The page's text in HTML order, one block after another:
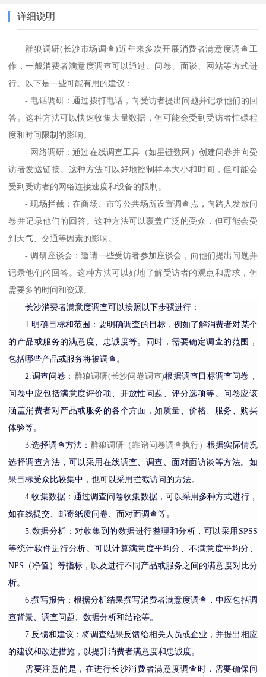
详细说明
群狼调研(长沙市场调查)近年来多次开展消费者满意度调查工
作，一般消费者满意度调查可以通过、问卷、面谈、网站等方式进
行。以下是一些可能有用的建议：
- 电话调研：通过拨打电话，向受访者提出问题并记录他们的回
答。这种方法可以快速收集大量数据，但可能会受到受访者忙碌程
度和时间限制的影响。
- 网络调研：通过在线调查工具（如星链数网 ）创建问卷并向受
访者发送链接。这种方法可以好地控制样本大小和时间，但可能会
受到受访者的网络连接速度和设备的限制。
- 现场拦截：在商场、市等公共场所设置调查点，向路人发放问
卷并记录他们的回答。这种方法可以覆盖广泛的受众，但可能会受
到天气、交通等因素的影响。
- 调研座谈会：邀请一些受访者参加座谈会，向他们提出问题并
记录他们的回答。这种方法可以好地了解受访者的观点和需求，但
需要多的时间和资源。
长沙消费者满意度调查可以按照以下步骤进行：
1.明确目标和范围：要明确调查的目标，例如了解消费者对某个
的产品或服务的满意度、忠诚度等。同时，需要确定调查的范围，
包括哪些产品或服务将被调查。
2.调查问卷： 群狼调研(长沙问卷调查)根据调查目标调查问卷，
问卷中应包括满意度评价项、开放性问题、评分选项等。问卷应该
涵盖消费者对产品或服务的各个方面，如质量、价格、服务、购买
体验等。
3.选择调查方法：群狼调研 （靠谱问卷调查执行）根据实际情况
选择调查方法，可以采用在线调查、调查、面对面访谈等方法。如
果目标受众比较集中，也可以采用拦截访问的方法。
4.收集数据：通过调查问卷收集数据，可以采用多种方式进行，
如在线提交、邮寄纸质问卷、面对面调查等。
5.数据分析：对收集到的数据进行整理和分析，可以采用 SPSS
等统计软件进行分析。可以计算满意度平均分、不满意度平均分、
NPS（净值）等指标，以及进行不同产品或服务之间的满意度对比分
析。
6.撰写报告：根据分析结果撰写消费者满意度调查，中应包括调
查背景、调查问题、数据分析和结论等。
7.反馈和建议：将调查结果反馈给相关人员或企业，并提出相应
的建议和改进措施，以提升消费者满意度和忠诚度。
需要注意的是，在进行长沙消费者满意度调查时，需要确保问